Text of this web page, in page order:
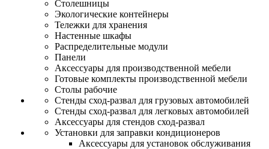
Столешницы
Экологические контейнеры
Тележки для хранения
Настенные шкафы
Распределительные модули
Панели
Аксессуары для производственной мебели
Готовые комплекты производственной мебели
Столы рабочие
Стенды сход-развал для грузовых автомобилей
Стенды сход-развал для легковых автомобилей
Аксессуары для стендов сход-развал
Установки для заправки кондиционеров
Аксессуары для установок обслуживания